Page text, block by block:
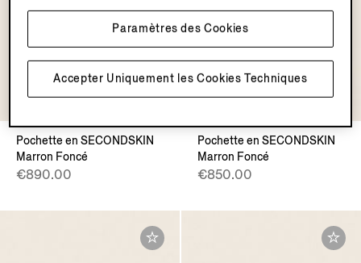
Pochette en SECONDSKIN
Marron Foncé
€890.00
Pochette en SECONDSKIN
Marron Foncé
€850.00
Accepter Uniquement les Cookies Techniques
Paramètres des Cookies